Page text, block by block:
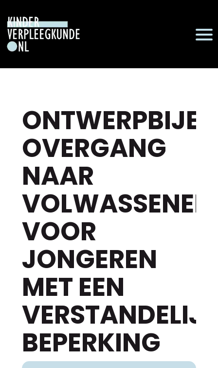
OVERGANG
NAAR
VOOR
JONGEREN
MET EEN
BEPERKING